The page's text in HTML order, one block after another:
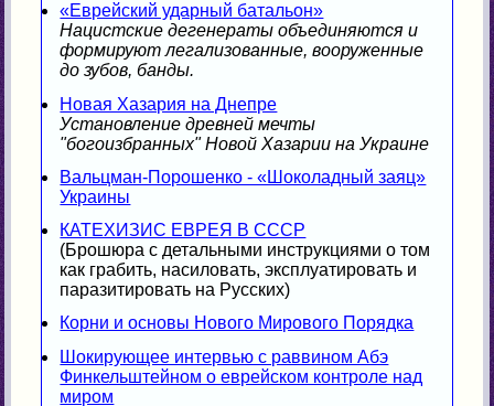
«Еврейский ударный батальон»
Нацистские дегенераты объединяются и
формируют легализованные, вооруженные
до зубов, банды.
Новая Хазария на Днепре
Установление древней мечты
"богоизбранных" Новой Хазарии на Украине
Вальцман-Порошенко - «Шоколадный заяц»
Украины
КАТЕХИЗИС ЕВРЕЯ В СССР
(Брошюра с детальными инструкциями о том
как грабить, насиловать, эксплуатировать и
паразитировать на Русских)
Корни и основы Нового Мирового Порядка
Шокирующее интервью с раввином Абэ
Финкельштейном о еврейском контроле над
миром